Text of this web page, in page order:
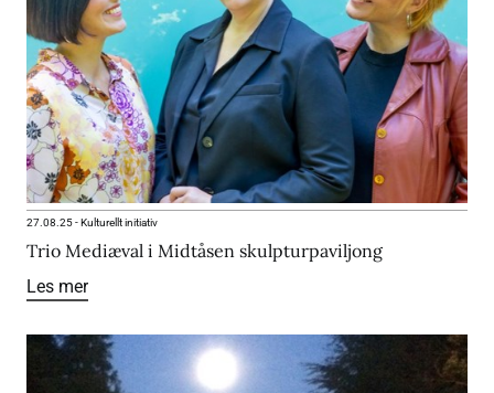
27.08.25-Kulturellt initiativ
Trio Mediæval i Midtåsen skulpturpaviljong
Les mer